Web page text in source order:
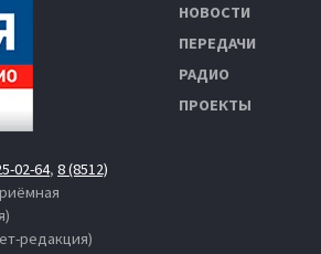
02-64, 8 (8512)
редакция)
НОВОСТИ
ПЕРЕДАЧИ
РАДИО
ПРОЕКТЫ